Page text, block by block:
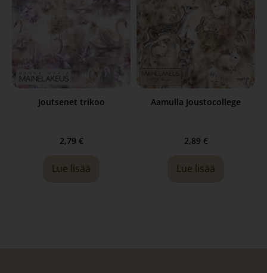
Joutsenet trikoo
2,79 €
Lue lisää
Aamulla Joustocollege
2,89 €
Lue lisää